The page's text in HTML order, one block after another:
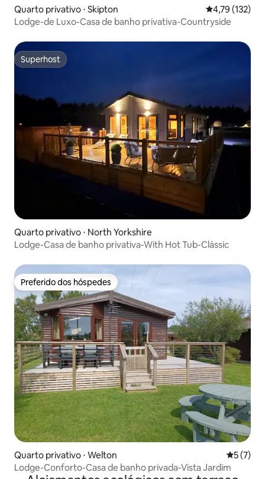
Quarto privativo ⋅ Skipton 4,79 de uma
4,79 (132)
Lodge-de Luxo-Casa de banho privativa-Countryside
Superhost
Superhost
Quarto privativo ⋅ North Yorkshire
Lodge-Casa de banho privativa-With Hot Tub-Clássic
Preferido dos hóspedes
Preferido dos hóspedes
Quarto privativo ⋅ Welton 5 de
5 (7)
Lodge-Conforto-Casa de banho privada-Vista Jardim